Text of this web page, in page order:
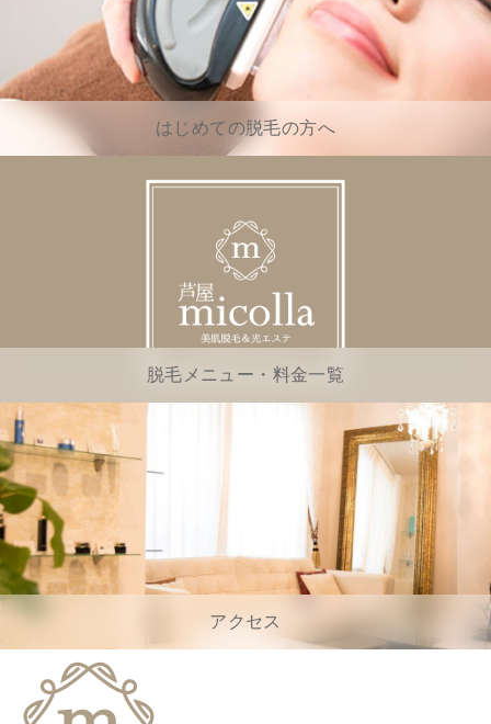
はじめての脱毛の方へ
脱毛メニュー・料金一覧
アクセス